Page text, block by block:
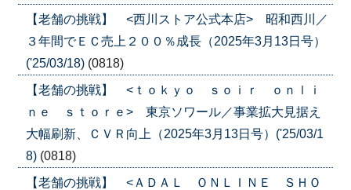
【老舗の挑戦】 <西川ストア公式本店> 昭和西川／
３年間でＥＣ売上２００％成長（2025年3月13日号）
('25/03/18) (0818)
【老舗の挑戦】 <ｔｏｋｙｏ ｓｏｉｒ ｏｎｌｉ
ｎｅ ｓｔｏｒｅ> 東京ソワール／事業拡大見据え
大幅刷新、ＣＶＲ向上（2025年3月13日号）('25/03/1
8) (0818)
【老舗の挑戦】 <ＡＤＡＬ ＯＮＬＩＮＥ ＳＨＯ